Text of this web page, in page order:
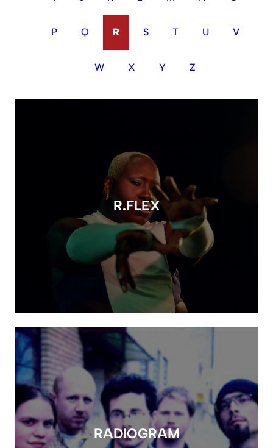
P Q R S T U V
W X Y Z
R.FLEX
RADIOGRAM